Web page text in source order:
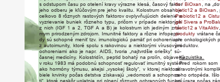
s odstupom času po otelení kravy výrazne klesá, časový faktor
jeho odberu je kľúčovým pre jeho kvalitu. Kolostrum obsahuje
celkovo 8 rôznych rastových faktorov ovplyvňujúcich delenie a
vyzrievanie buniek rôzneho typu, pričom v prípade niektorých
z nich (IGF 1 a 2, TGF A a B) je kolostrum ich jediným zná-
mym prirodzeným zdrojom. Imunitné faktory a rôzne infopepti-
dy sú schopné meniť tzv. imunologickú pamäť pri ochoreniach
z autoimunity, ktoré spolu s rakovinou a niektorými vírusovými
ochoreniami ako je napr. AIDS, tvoria „najtvrdšie oriešky“ sú-
časnej medicíny. Kolostridín, peptid bohatý na prolín, objavený
v roku 1983 má podobnú schopnosť regulovať imunitný systém
ako hormóny týmusu, akejsi „vysokej školy“, v ktorej niektoré
biele krvinky počas detstva získavajú „vedomosti a schopnos-
tiv / BiOxan, na
biotic12 a BiOxan,
Probiotic12 a
gél Sivera a Pr
biotic12 a VitaAktiv,
produkty vrátane
pre onkologických
produktov.
Kazuistika.
Pred rokom som
zdravotnými
ceho ortopéda. Išlo